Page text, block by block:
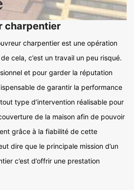
charpentier
charpentier est une opération
cela, c’est un travail un peu risqué.
et pour garder la réputation
de garantir la performance
type d’intervention réalisable pour
de la maison afin de pouvoir
grâce à la fiabilité de cette
dire que le principale mission d’un
c’est d’offrir une prestation